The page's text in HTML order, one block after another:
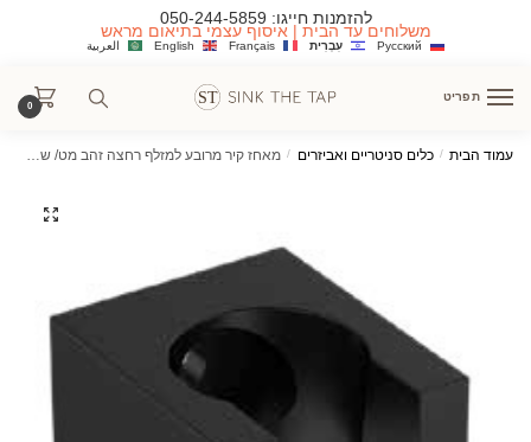
להזמנות חייגו: 050-244-5859
משלוחים עד הבית | איסוף עצמי בתיאום מראש
العربية English Français עִבְרִית Русский
תפריט
0
עמוד הבית / כלים סניטריים ואביזרים / מאחז קיר מרובע למזלף רחצה זהב מט/ שחור מט/ניקל מבריק